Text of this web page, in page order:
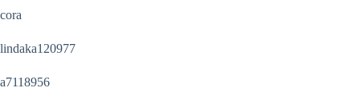
cora
lindaka120977
a7118956